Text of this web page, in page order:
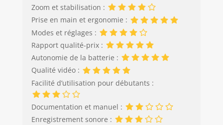
Zoom et stabilisation :
Prise en main et ergonomie :
Modes et réglages :
Rapport qualité-prix :
Autonomie de la batterie :
Qualité vidéo :
Facilité d’utilisation pour débutants :
Documentation et manuel :
Enregistrement sonore :